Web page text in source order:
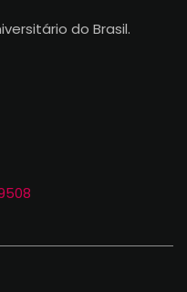
do Brasil.